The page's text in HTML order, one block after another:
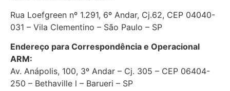
Rua Loefgreen nº 1.291, 6º Andar, Cj.62, CEP 04040-
031 – Vila Clementino – São Paulo – SP
Endereço para Correspondência e Operacional
ARM:
Av. Anápolis, 100, 3º Andar – Cj. 305 – CEP 06404-
250 – Bethaville l – Barueri – SP